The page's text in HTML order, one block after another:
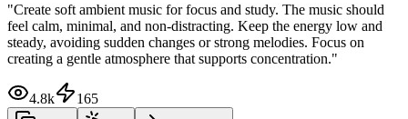
"Create soft ambient music for focus and study. The music should
feel calm, minimal, and non-distracting. Keep the energy low and
steady, avoiding sudden changes or strong melodies. Focus on
creating a gentle atmosphere that supports concentration."
4.8k 165